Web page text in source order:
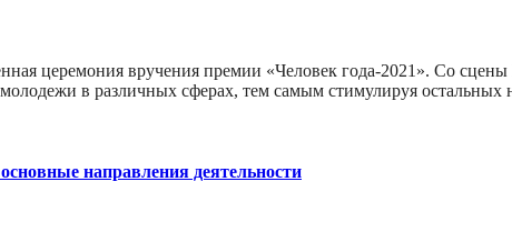
церемония вручения премии «Человек года-2021». Со
в различных сферах, тем самым стимулируя
направления деятельности